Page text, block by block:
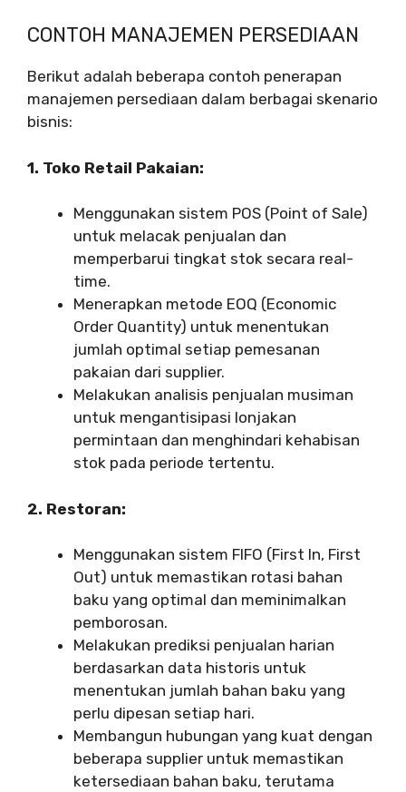
CONTOH MANAJEMEN PERSEDIAAN
Berikut adalah beberapa contoh penerapan
manajemen persediaan dalam berbagai skenario
bisnis:
1. Toko Retail Pakaian:
Menggunakan sistem POS (Point of Sale)
untuk melacak penjualan dan
memperbarui tingkat stok secara real-
time.
Menerapkan metode EOQ (Economic
Order Quantity) untuk menentukan
jumlah optimal setiap pemesanan
pakaian dari supplier.
Melakukan analisis penjualan musiman
untuk mengantisipasi lonjakan
permintaan dan menghindari kehabisan
stok pada periode tertentu.
2. Restoran:
Menggunakan sistem FIFO (First In, First
Out) untuk memastikan rotasi bahan
baku yang optimal dan meminimalkan
pemborosan.
Melakukan prediksi penjualan harian
berdasarkan data historis untuk
menentukan jumlah bahan baku yang
perlu dipesan setiap hari.
Membangun hubungan yang kuat dengan
beberapa supplier untuk memastikan
ketersediaan bahan baku, terutama